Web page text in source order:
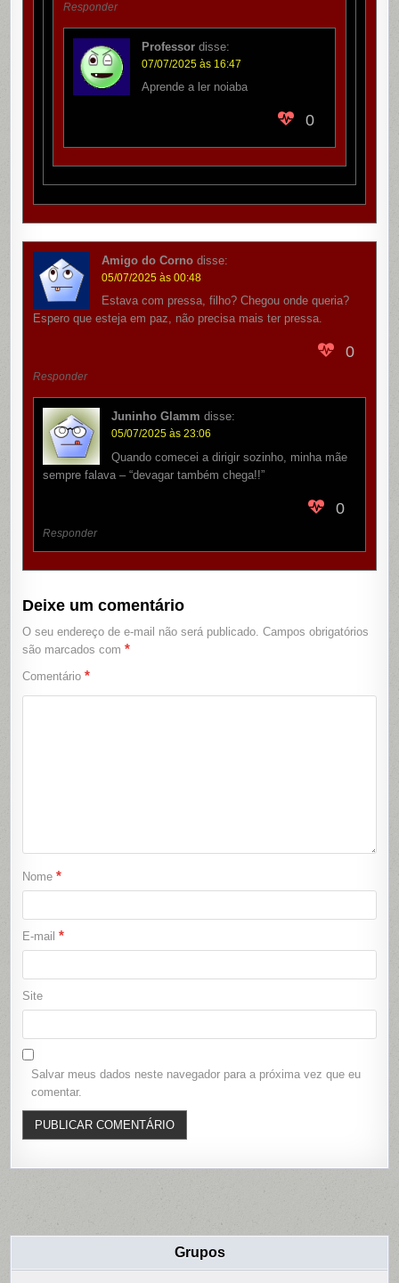
Responder
Professor disse:
07/07/2025 às 16:47
Aprende a ler noiaba
0
Amigo do Corno disse:
05/07/2025 às 00:48
Estava com pressa, filho? Chegou onde queria?
Espero que esteja em paz, não precisa mais ter pressa.
0
Responder
Juninho Glamm disse:
05/07/2025 às 23:06
Quando comecei a dirigir sozinho, minha mãe
sempre falava – “devagar também chega!!”
0
Responder
Deixe um comentário
O seu endereço de e-mail não será publicado. Campos obrigatórios
são marcados com*
Comentário*
Nome*
E-mail*
Site
Salvar meus dados neste navegador para a próxima vez que eu
comentar.
Grupos